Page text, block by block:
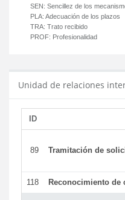
SEN: Sencillez de los
PLA: Adecuación de los plazos
TRA: Trato recibido
PROF: Profesionalidad
Unidad de relaciones
ID
89 Tramitación de
118 Reconocimiento